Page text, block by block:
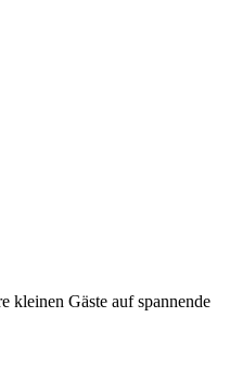
kleinen Gäste auf spannende